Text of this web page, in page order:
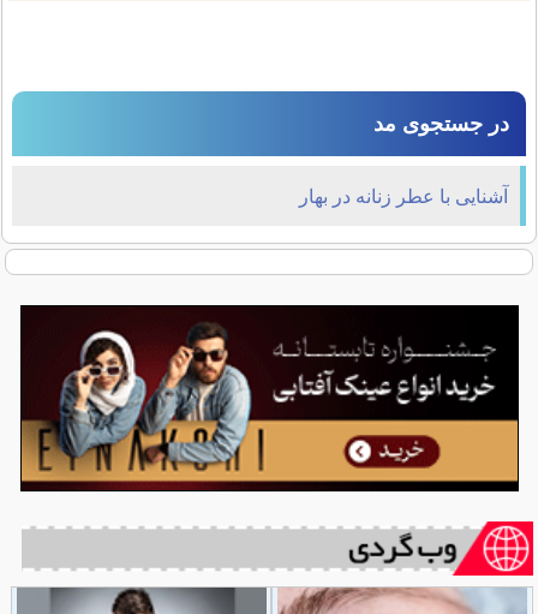
در جستجوی مد
آشنایی با عطر زنانه در بهار